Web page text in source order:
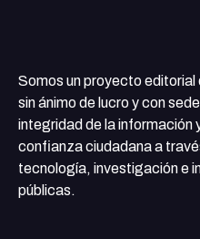
Somos un proyecto editorial
sin ánimo de lucro y con
integridad de la información
confianza ciudadana a
tecnología, investigación e
públicas.